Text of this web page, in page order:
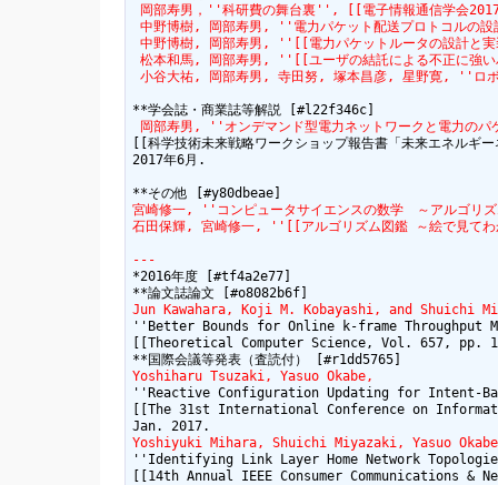
岡部寿男，''科研費の舞台裏'', [[電子情報通信学
中野博樹, 岡部寿男, ''電力パケット配送プロ
中野博樹, 岡部寿男, ''[[電力パケットルータの設
松本和馬, 岡部寿男, ''[[ユーザの結託による不正に
小谷大祐, 岡部寿男, 寺田努, 塚本昌彦, 星野寛, ''ロボ
岡部寿男, ''オンデマンド型電力ネットワークと電力の
[[科学技術未来戦略ワークショップ報告書「未来エネ
2017年6月.
宮崎修一, ''コンピュータサイエンスの数学　～アルゴリ
石田保輝, 宮崎修一, ''[[アルゴリズム図鑑 ～絵で見
---
*2016年度 [#tf4a2e77]
Jun Kawahara, Koji M. Kobayashi, and Shuichi
''Better Bounds for Online k-frame Throughput
[[Theoretical Computer Science, Vol. 657, pp.
Yoshiharu Tsuzaki, Yasuo Okabe,
''Reactive Configuration Updating for Intent-
[[The 31st International Conference on
Yoshiyuki Mihara, Shuichi Miyazaki, Yasuo
''Identifying Link Layer Home Network
[[14th Annual IEEE Consumer Communications